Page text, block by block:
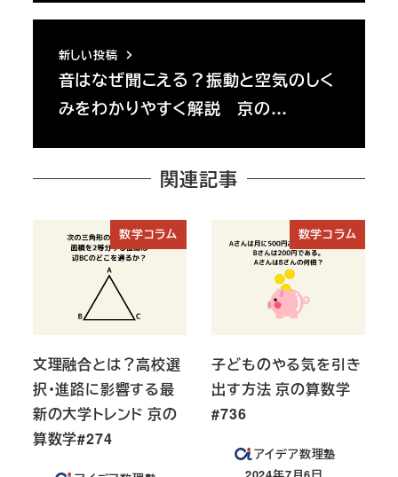
新しい投稿
音はなぜ聞こえる？振動と空気のしく
みをわかりやすく解説 京の…
関連記事
数学コラム
文理融合とは？高校選
択・進路に影響する最
新の大学トレンド 京の
算数学#274
数学コラム
子どものやる気を引き
出す方法 京の算数学
#736
アイデア数理塾